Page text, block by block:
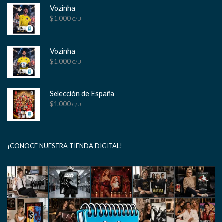
Vozinha
$1.000 C/U
Vozinha
$1.000 C/U
Selección de España
$1.000 C/U
¡CONOCE NUESTRA TIENDA DIGITAL!